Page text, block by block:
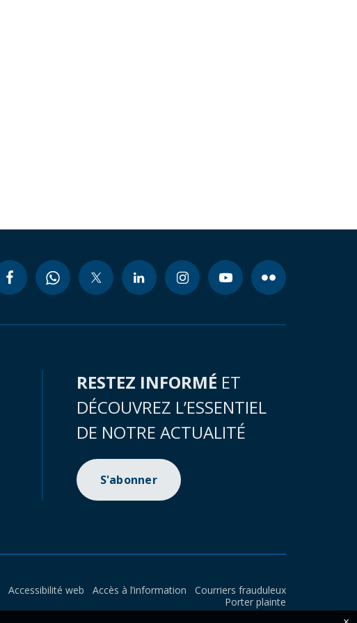
RESTEZ INFORMÉ ET
DÉCOUVREZ L’ESSENTIEL
DE NOTRE ACTUALITÉ
S'abonner
Accessibilité web Accès à l’information
Courriers frauduleux
Porter plainte